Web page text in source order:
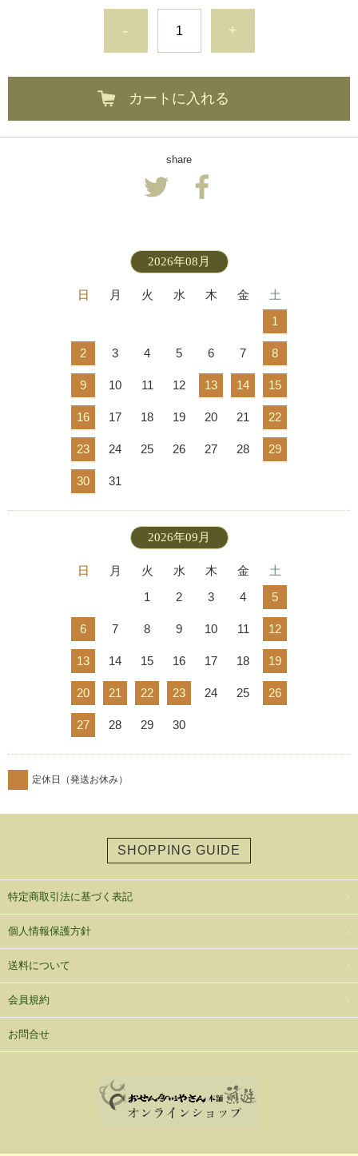
- +
カートに入れる
share
2026年08月
日 月 火 水 木 金
土
1
2 3 4 5 6 7 8
9 10 11 12 13 14 15
16 17 18 19 20 21 22
23 24 25 26 27 28 29
30 31
2026年09月
日 月 火 水 木 金
土
1
2 3 4 5
6 7 8 9 10 11 12
13 14 15 16 17 18 19
20 21 22 23 24 25 26
27 28 29 30
定休日（発送お休み）
SHOPPING GUIDE
特定商取引法に基づく表記
個人情報保護方針
送料について
会員規約
お問合せ